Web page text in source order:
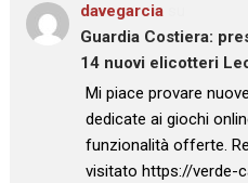
davegarcia
Guardia Costiera:
14 nuovi elicotteri
: “
Mi piace provare
dedicate ai giochi
funzionalità offerte.
visitato https://verde-